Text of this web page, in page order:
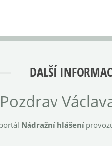
DALŠÍ
Pozdrav
Nádražní hlášení